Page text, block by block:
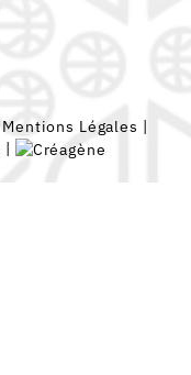
Mentions Légales |
|